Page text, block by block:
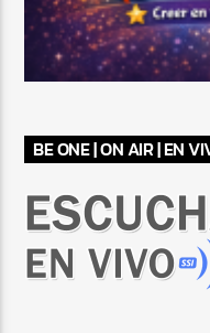
BE ONE | ON AIR | EN